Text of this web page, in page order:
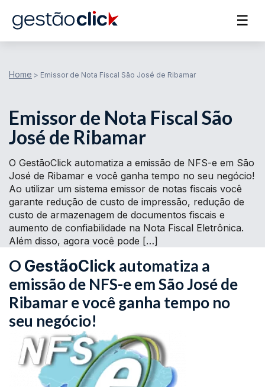
☰
Home > Emissor de Nota Fiscal São José de Ribamar
Emissor de Nota Fiscal São
José de Ribamar
O GestãoClick automatiza a emissão de NFS-e em São
José de Ribamar e você ganha tempo no seu negócio!
Ao utilizar um sistema emissor de notas fiscais você
garante redução de custo de impressão, redução de
custo de armazenagem de documentos fiscais e
aumento de confiabilidade na Nota Fiscal Eletrônica.
Além disso, agora você pode […]
O GestãoClick automatiza a
emissão de NFS-e em São José de
Ribamar e você ganha tempo no
seu negócio!